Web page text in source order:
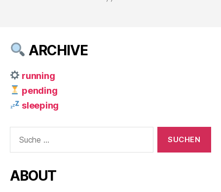
ARCHIVE
running
pending
sleeping
nach:
ABOUT